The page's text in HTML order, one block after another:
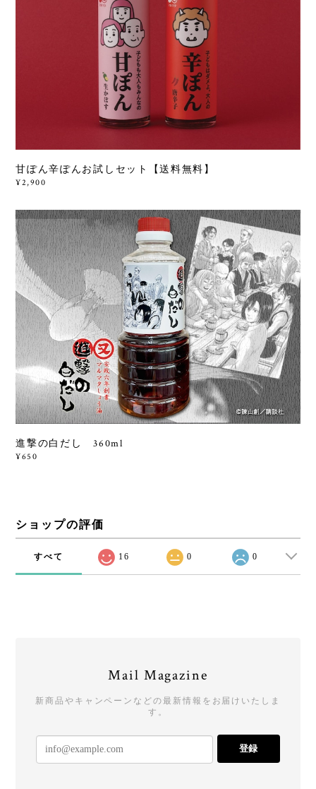
甘ぽん辛ぽんお試しセット【送料無料】
¥2,900
進撃の白だし 360ml
¥650
ショップの評価
すべて 16 0 0
Mail Magazine
新商品やキャンペーンなどの最新情報をお届けいたしま
す。
登録